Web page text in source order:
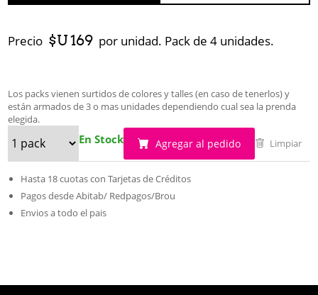
Precio $U 169 por unidad. Pack de 4 unidades.
Los packs vienen surtidos de colores y talles (en caso de tenerlos) y
están armados de 3 o mas unidades dependiendo cual sea la prenda
elegida.
En Stock Agregar al pedido Limpiar
Hasta 18 cuotas con Tarjetas de Créditos
Pagos desde Abitab/ Redpagos/Brou
Envios a todo el pais